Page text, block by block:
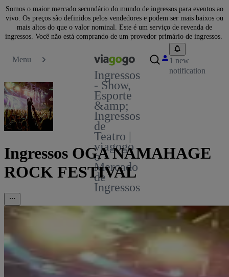
Somos o maior mercado secundário do mundo de ingressos para eventos ao
vivo. Os preços são definidos pelos vendedores e podem ser mais baixos ou
mais altos do que o valor nominal. Este é um serviço de revenda de
ingressos. Você não está comprando de um provedor primário de ingressos.
Menu
Ingressos
- Show,
Esporte
&amp;
Ingressos
de
Teatro |
viagogo
o
Mercado
de
Ingressos
1 new
notification
Ingressos OGA NAMAHAGE
ROCK FESTIVAL